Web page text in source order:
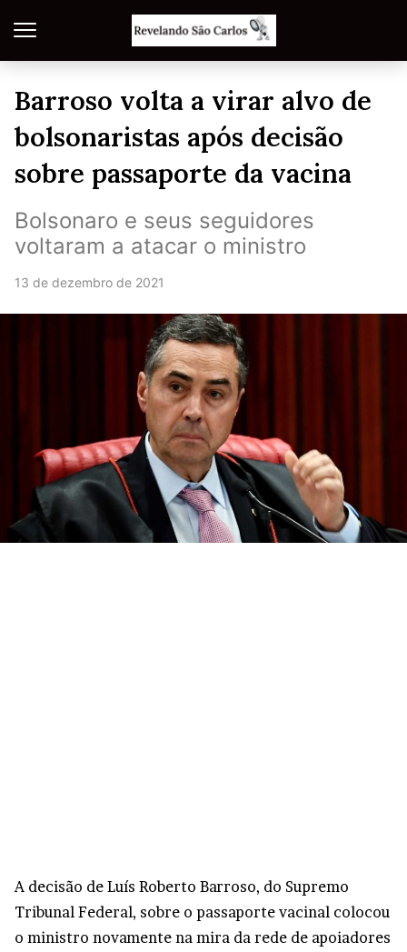
Barroso volta a virar alvo de
bolsonaristas após decisão
sobre passaporte da vacina
Bolsonaro e seus seguidores
voltaram a atacar o ministro
13 de dezembro de 2021
A decisão de Luís Roberto Barroso, do Supremo
Tribunal Federal, sobre o passaporte vacinal colocou
o ministro novamente na mira da rede de apoiadores